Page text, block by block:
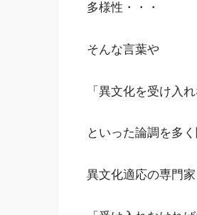
多様性・・・
そんな言葉や
「異文化を受け入
といった論調を多
異文化適応の専門